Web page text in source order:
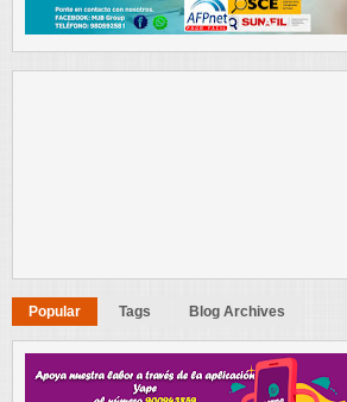
Popular Tags Blog Archives